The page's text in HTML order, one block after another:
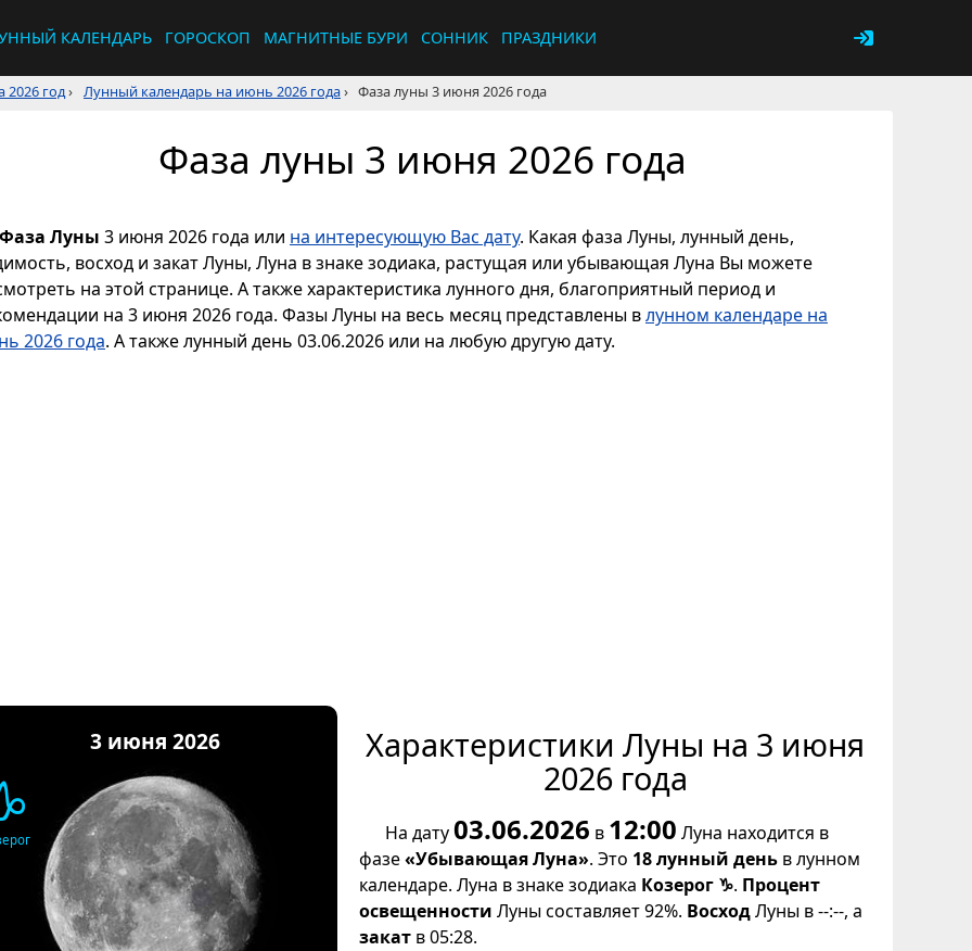
КАЛЕНДАРЬ ГОРОСКОП МАГНИТНЫЕ БУРИ СОННИК ПРАЗДНИКИ
2026 год› Лунный календарь на июнь 2026 года› Фаза луны 3 июня 2026 года
Фаза луны 3 июня 2026 года
Фаза Луны 3 июня 2026 года или на интересующую Вас дату. Какая фаза Луны, лунный день,
восход и закат Луны, Луна в знаке зодиака, растущая или убывающая Луна Вы можете
на этой странице. А также характеристика лунного дня, благоприятный период и
на 3 июня 2026 года. Фазы Луны на весь месяц представлены влунном календаре на
2026 года. А также лунный день 03.06.2026 или на любую другую дату.
3 июня 2026 Характеристики Луны на 3 июня
2026 года
На дату03.06.2026 в 12:00 Луна находится в
фазе«Убывающая Луна». Это 18 лунный день в лунном
календаре. Луна в знаке зодиака Козерог ♑. Процент
освещенности Луны составляет 92%. ВосходЛуны в --:--, а
закат в 05:28.